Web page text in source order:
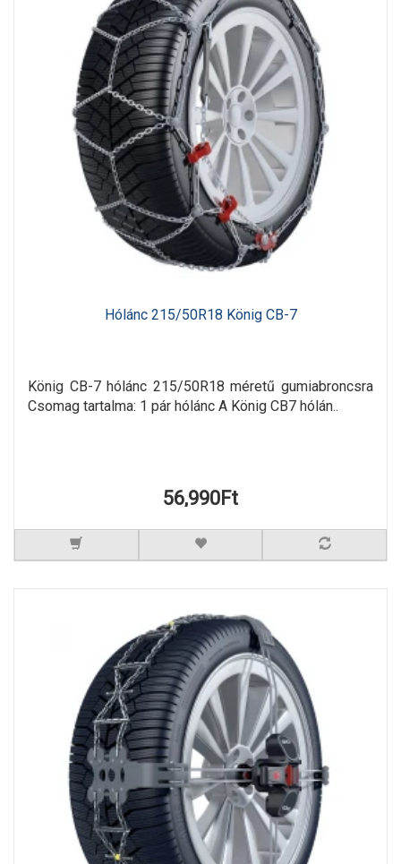
Hólánc 215/50R18 König CB-7
König CB-7 hólánc 215/50R18 méretű gumiabroncsra
Csomag tartalma: 1 pár hólánc A König CB7 hólán..
56,990Ft